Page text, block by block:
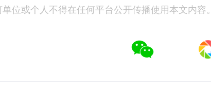
位或个人不得在任何平台公开传播使用本文内容。